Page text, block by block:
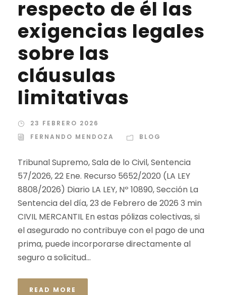
respecto de él las
exigencias legales
sobre las
cláusulas
limitativas
23 FEBRERO 2026
FERNANDO MENDOZA
BLOG
Tribunal Supremo, Sala de lo Civil, Sentencia
57/2026, 22 Ene. Recurso 5652/2020 (LA LEY
8808/2026) Diario LA LEY, Nº 10890, Sección La
Sentencia del día, 23 de Febrero de 2026 3 min
CIVIL MERCANTIL En estas pólizas colectivas, si
el asegurado no contribuye con el pago de una
prima, puede incorporarse directamente al
seguro a solicitud...
READ MORE